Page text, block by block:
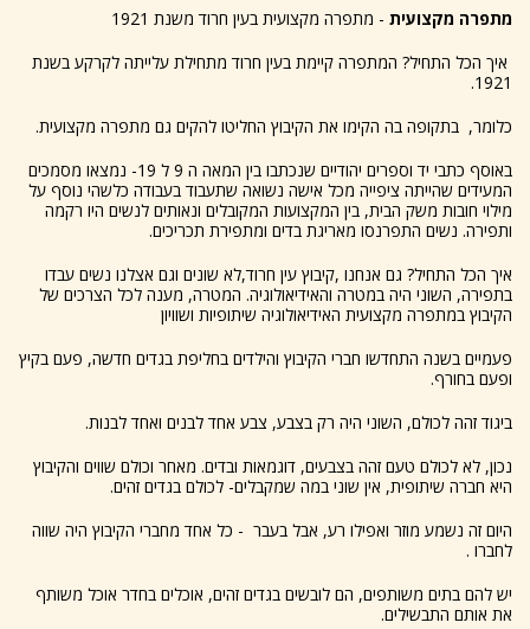
מתפרה מקצועית - מתפרה מקצועית בעין חרוד משנת 1921
איך הכל התחיל? המתפרה קיימת בעין חרוד מתחילת עלייתה לקרקע בשנת
1921.
כלומר, בתקופה בה הקימו את הקיבוץ החליטו להקים גם מתפרה מקצועית.
באוסף כתבי יד וספרים יהודיים שנכתבו בין המאה ה 9 ל 19- נמצאו מסמכים
המעידים שהייתה ציפייה מכל אישה נשואה שתעבוד בעבודה כלשהי נוסף על
מילוי חובות משק הבית, בין המקצועות המקובלים ונאותים לנשים היו רקמה
ותפירה. נשים התפרנסו מאריגת בדים ומתפירת תכריכים.
איך הכל התחיל? גם אנחנו ,קיבוץ עין חרוד,לא שונים וגם אצלנו נשים עבדו
בתפירה, השוני היה במטרה והאידיאולוגיה. המטרה, מענה לכל הצרכים של
הקיבוץ במתפרה מקצועית האידיאולוגיה שיתופיות ושוויון
פעמיים בשנה התחדשו חברי הקיבוץ והילדים בחליפת בגדים חדשה, פעם בקיץ
ופעם בחורף.
ביגוד זהה לכולם, השוני היה רק בצבע, צבע אחד לבנים ואחד לבנות.
נכון, לא לכולם טעם זהה בצבעים, דוגמאות ובדים. מאחר וכולם שווים והקיבוץ
היא חברה שיתופית, אין שוני במה שמקבלים- לכולם בגדים זהים.
היום זה נשמע מוזר ואפילו רע, אבל בעבר - כל אחד מחברי הקיבוץ היה שווה
לחברו .
יש להם בתים משותפים, הם לובשים בגדים זהים, אוכלים בחדר אוכל משותף
את אותם התבשילים.